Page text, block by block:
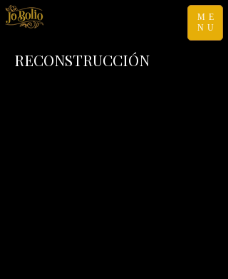
ME
NU
RECONSTRUCCIÓN